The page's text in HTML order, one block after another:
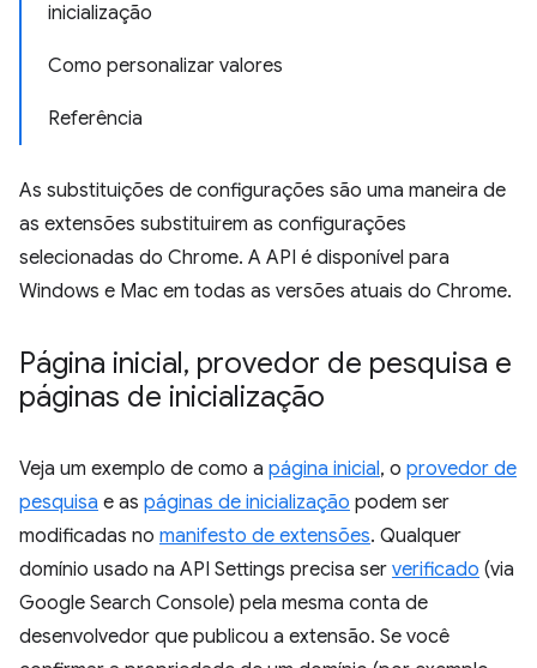
inicialização
Como personalizar valores
Referência
As substituições de configurações são uma maneira de
as extensões substituirem as configurações
selecionadas do Chrome. A API é disponível para
Windows e Mac em todas as versões atuais do Chrome.
Página inicial, provedor de pesquisa e
páginas de inicialização
Veja um exemplo de como a página inicial, o provedor de
pesquisa e as páginas de inicialização podem ser
modificadas no manifesto de extensões. Qualquer
domínio usado na API Settings precisa ser verificado (via
Google Search Console) pela mesma conta de
desenvolvedor que publicou a extensão. Se você